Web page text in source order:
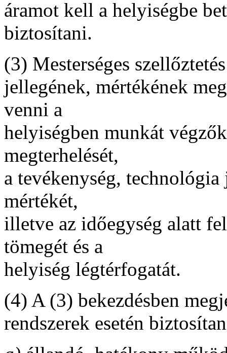
áramot kell a helyiségbe
biztosítani.
(3) Mesterséges
jellegének, mértékének
venni a
helyiségben munkát
megterhelését,
a tevékenység,
mértékét,
illetve az időegység alatt
tömegét és a
helyiség légtérfogatát.
(4) A (3) bekezdésben
rendszerek esetén